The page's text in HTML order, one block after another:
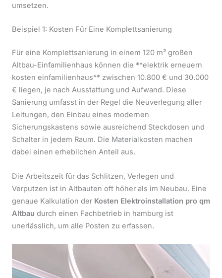
umsetzen.
Beispiel 1: Kosten Für Eine Komplettsanierung
Für eine Komplettsanierung in einem 120 m² großen
Altbau-Einfamilienhaus können die **elektrik erneuern
kosten einfamilienhaus** zwischen 10.800 € und 30.000
€ liegen, je nach Ausstattung und Aufwand. Diese
Sanierung umfasst in der Regel die Neuverlegung aller
Leitungen, den Einbau eines modernen
Sicherungskastens sowie ausreichend Steckdosen und
Schalter in jedem Raum. Die Materialkosten machen
dabei einen erheblichen Anteil aus.
Die Arbeitszeit für das Schlitzen, Verlegen und
Verputzen ist in Altbauten oft höher als im Neubau. Eine
genaue Kalkulation der Kosten Elektroinstallation pro qm
Altbau durch einen Fachbetrieb in hamburg ist
unerlässlich, um alle Posten zu erfassen.